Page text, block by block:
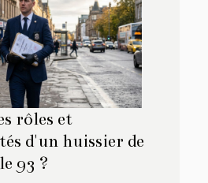
rôles et
d'un huissier de
93 ?